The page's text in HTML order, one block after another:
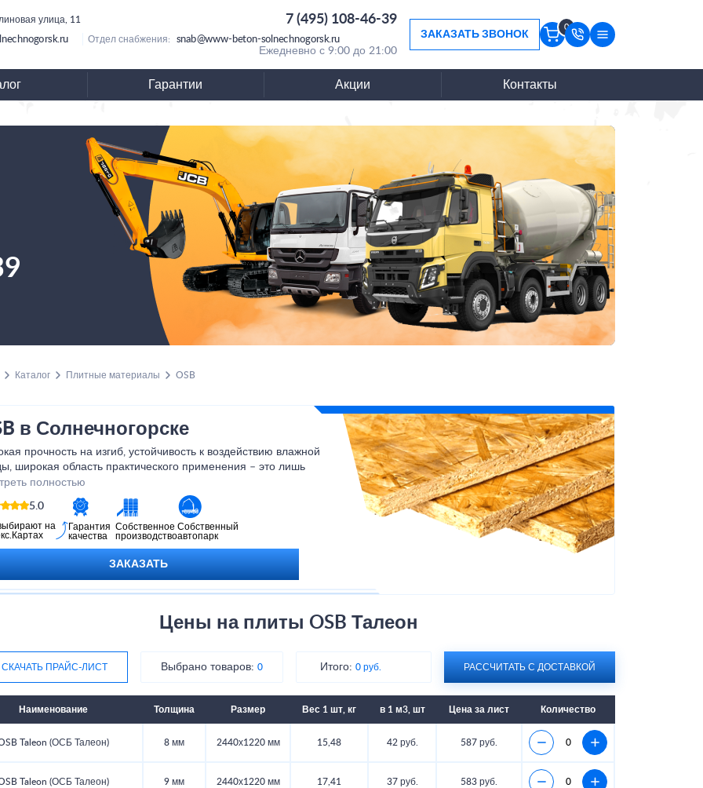
улица, 11 7 (495) 108-46-39
Отдел снабжения: snab@www-beton-solnechnogorsk.ru
Ежедневно с 9:00 до 21:00
ЗАКАЗАТЬ ЗВОНОК
0
Гарантии Акции Контакты
Каталог Плитные материалы OSB
в Солнечногорске
прочность на изгиб, устойчивость к воздействию влажной
широкая область практического применения – это лишь
малый перечень основных бонусов и привилегий, которые по
оценит мастер, взявший себе на вооружение
стружечную влагостойкую ОСБ-плиту.
полностью
5.0
на
Гарантия
качества
Собственное
производство
Собственный
автопарк
ЗАКАЗАТЬ
Цены на плиты OSB Талеон
СКАЧАТЬ ПРАЙС-ЛИСТ Выбрано товаров: 0 Итого:0 руб. РАССЧИТАТЬ С ДОСТАВКОЙ
Наименование Толщина Размер Вес 1 шт, кг в 1 м3, шт Цена за лист Количество
Taleon (ОСБ Талеон) 8 мм 2440х1220 мм 15,48 42 руб. 587 руб.
Taleon (ОСБ Талеон) 9 мм 2440х1220 мм 17,41 37 руб. 583 руб.